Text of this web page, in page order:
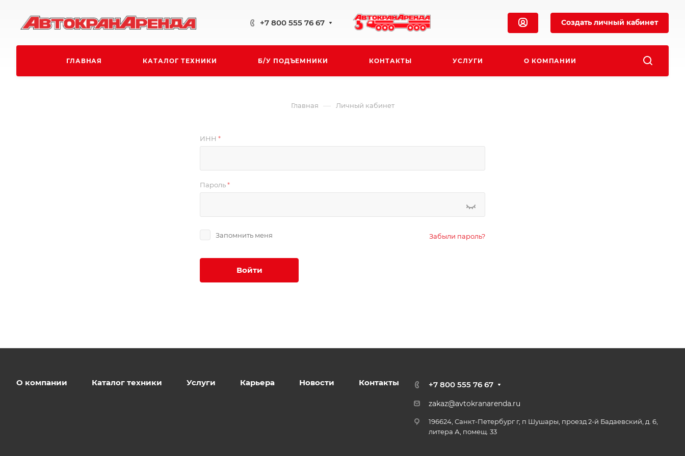
+7 800 555 76 67 Создать личный кабинет
ГЛАВНАЯ КАТАЛОГ ТЕХНИКИ Б/У ПОДЪЕМНИКИ КОНТАКТЫ УСЛУГИ О КОМПАНИИ
Главная — Личный кабинет
ИНН *
Пароль*
Запомнить меня Забыли пароль?
Войти
О компании Каталог техники Услуги Карьера Новости Контакты +7 800 555 76 67
zakaz@avtokranarenda.ru
196624, Санкт-Петербург г, п Шушары, проезд 2-й Бадаевский, д. 6,
литера А, помещ. 33